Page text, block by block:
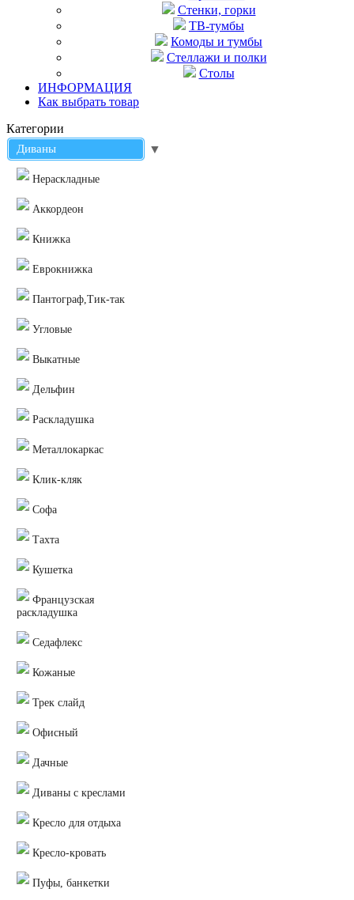
Стенки, горки
ТВ-тумбы
Комоды и тумбы
Стеллажи и полки
Столы
ИНФОРМАЦИЯ
Как выбрать товар
Категории
Диваны ▼
Нераскладные
Аккордеон
Книжка
Еврокнижка
Пантограф,Тик-так
Угловые
Выкатные
Дельфин
Раскладушка
Металлокаркас
Клик-кляк
Софа
Тахта
Кушетка
Французская
раскладушка
Седафлекс
Кожаные
Трек слайд
Офисный
Дачные
Диваны с креслами
Кресло для отдыха
Кресло-кровать
Пуфы, банкетки